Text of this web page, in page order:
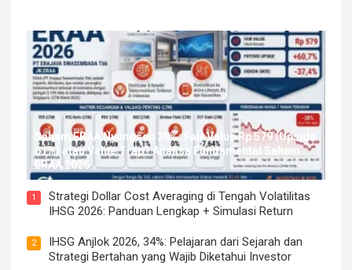
Saham ERAA Nyungsep 38%: Fair Value Rp 579 (Upside
61%) atau Value Trap? Analisa Fundamental Saham
ERAA 2026
1
Strategi Dollar Cost Averaging di Tengah Volatilitas
IHSG 2026: Panduan Lengkap + Simulasi Return
2
IHSG Anjlok 2026, 34%: Pelajaran dari Sejarah dan
Strategi Bertahan yang Wajib Diketahui Investor